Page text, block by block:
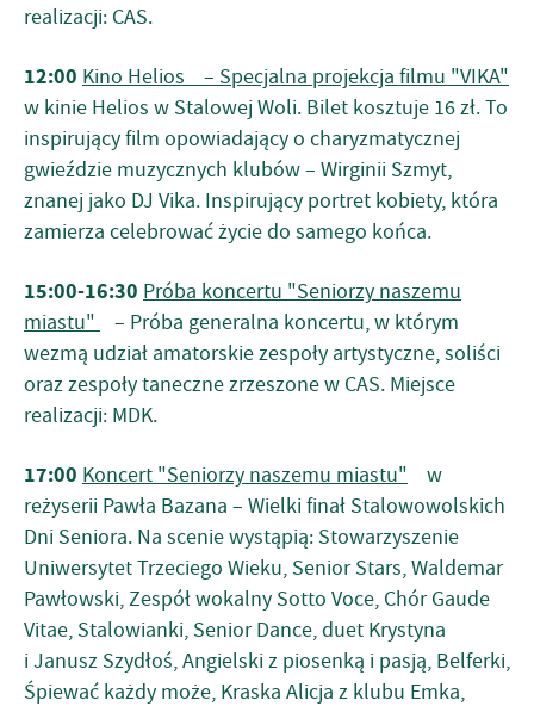
realizacji: CAS.
12:00 Kino Helios – Specjalna projekcja filmu "VIKA"
w kinie Helios w Stalowej Woli. Bilet kosztuje 16 zł. To
inspirujący film opowiadający o charyzmatycznej
gwieździe muzycznych klubów – Wirginii Szmyt,
znanej jako DJ Vika. Inspirujący portret kobiety, która
zamierza celebrować życie do samego końca.
15:00-16:30 Próba koncertu "Seniorzy naszemu
miastu"
– Próba generalna koncertu, w którym
wezmą udział amatorskie zespoły artystyczne, soliści
oraz zespoły taneczne zrzeszone w CAS. Miejsce
realizacji: MDK.
17:00 Koncert "Seniorzy naszemu miastu" w
reżyserii Pawła Bazana – Wielki finał Stalowowolskich
Dni Seniora. Na scenie wystąpią: Stowarzyszenie
Uniwersytet Trzeciego Wieku, Senior Stars, Waldemar
Pawłowski, Zespół wokalny Sotto Voce, Chór Gaude
Vitae, Stalowianki, Senior Dance, duet Krystyna
i Janusz Szydłoś, Angielski z piosenką i pasją, Belferki,
Śpiewać każdy może, Kraska Alicja z klubu Emka,